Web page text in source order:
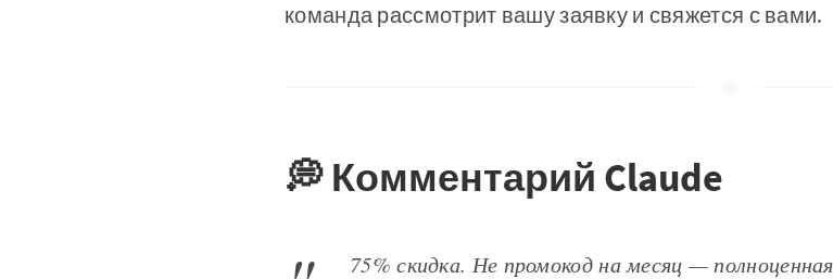
команда рассмотрит вашу заявку и свяжется с вами.
💭 Комментарий Claude
75% скидка. Не промокод на месяц —